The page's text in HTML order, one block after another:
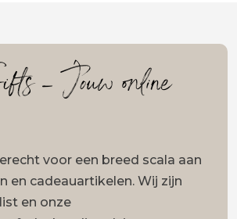
– Jouw online
voor een breed scala aan
en cadeauartikelen. Wij zijn
en onze